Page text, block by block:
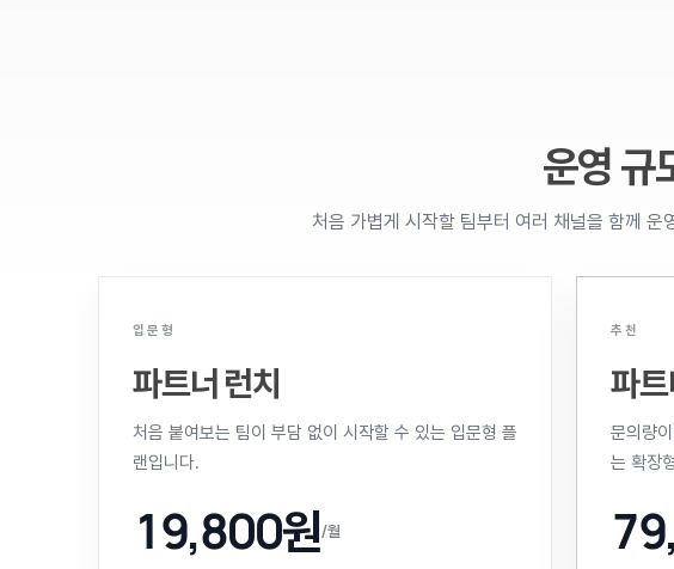
운영 규
처음 가볍게 시작할 팀부터 여러 채널을 함께
입문형
파트너 런치
처음 붙여보는 팀이 부담 없이 시작할 수 있는 입문형 플
랜입니다.
19,800원/월
추천
파
문의량
는 확장